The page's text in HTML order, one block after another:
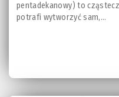
pentadekanowy) to
potrafi wytworzyć sam,...